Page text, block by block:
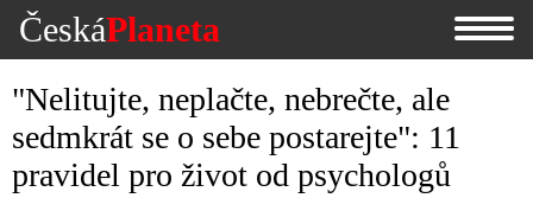
ČeskáPlaneta
"Nelitujte, neplačte, nebrečte, ale
sedmkrát se o sebe postarejte": 11
pravidel pro život od psychologů